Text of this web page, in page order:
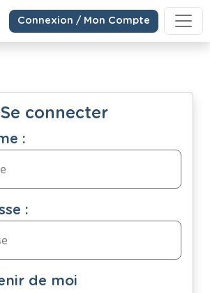
Connexion / Mon Compte
Se connecter
:
:
de moi